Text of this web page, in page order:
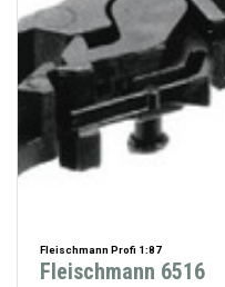
Fleischmann Profi 1:87
Fleischmann 6516